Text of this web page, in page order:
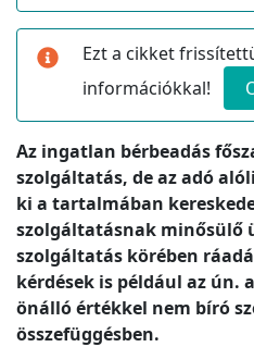
Ezt a cikket
információkkal!
Az ingatlan bérbeadás
szolgáltatás, de az adó
ki a tartalmában
szolgáltatásnak minősülő
szolgáltatás körében
kérdések is például az ún.
önálló értékkel nem bíró
összefüggésben.